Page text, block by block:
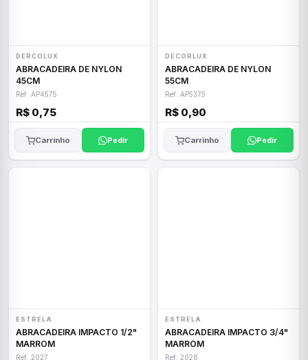
DERCOLUX
ABRACADEIRA DE NYLON
45CM
Ref: AP4575
R$ 0,75
Carrinho Pedir
DECORLUX
ABRACADEIRA DE NYLON
55CM
Ref: AP5375
R$ 0,90
Carrinho Pedir
ESTRELA
ABRACADEIRA IMPACTO 1/2"
MARROM
Ref: 2027
ESTRELA
ABRACADEIRA IMPACTO 3/4"
MARROM
Ref: 2028